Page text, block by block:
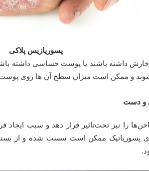
پسوریازیس پلاکی
داشته باشند یا پوست حساسی داشته
و ممکن است میزان سطح آن­ ها روی پوست
و دست
را نیز تحت‌تاثیر قرار دهد و سبب
پسوریاتیک ممکن است سست شده و از